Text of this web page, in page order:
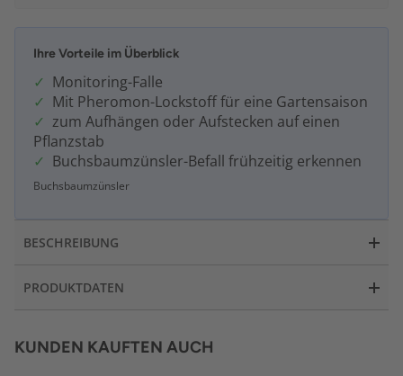
Ihre Vorteile im Überblick
Monitoring-Falle
Mit Pheromon-Lockstoff für eine Gartensaison
zum Aufhängen oder Aufstecken auf einen
Pflanzstab
Buchsbaumzünsler-Befall frühzeitig erkennen
Buchsbaumzünsler
BESCHREIBUNG
PRODUKTDATEN
KUNDEN KAUFTEN AUCH